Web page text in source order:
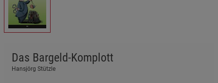
Das Bargeld-Komplott
Hansjörg Stützle